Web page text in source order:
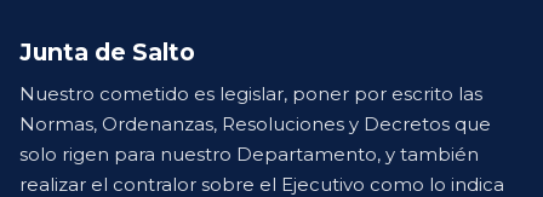
Junta de Salto
Nuestro cometido es legislar, poner por escrito las
Normas, Ordenanzas, Resoluciones y Decretos que
solo rigen para nuestro Departamento, y también
realizar el contralor sobre el Ejecutivo como lo indica